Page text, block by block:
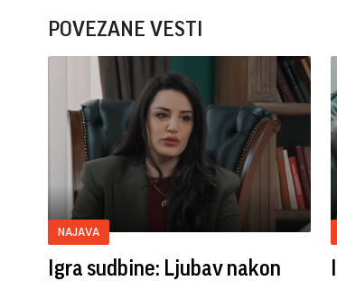
POVEZANE VESTI
NAJAVA
Igra sudbine: Ljubav nakon